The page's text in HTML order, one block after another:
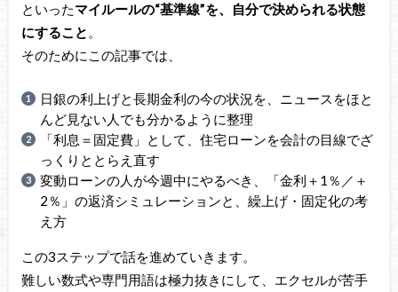
といったマイルールの“基準線”を、自分で決められる状態
にすること 。
そのためにこの記事では、
日銀の利上げと長期金利の今の状況を、ニュースをほと
んど見ない人でも分かるように整理
「利息＝固定費」として、住宅ローンを会計の目線でざ
っくりととらえ直す
変動ローンの人が今週中にやるべき、「金利＋1％／＋
2％」の返済シミュレーションと、繰上げ・固定化の考
え方
この3ステップで話を進めていきます。
難しい数式や専門用語は極力抜きにして、エクセルが苦手